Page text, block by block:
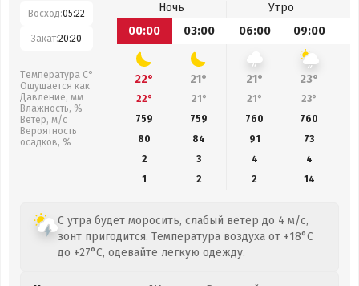
Восход:05:22
Закат:20:20
Температура С°
Ощущается как
Давление, мм
Влажность, %
Ветер, м/с
Вероятность
осадков, %
Ночь
Утро
00:00
03:00 06:00 09:00
22° 21° 21° 23°
22° 21° 21° 23°
759
759 760 760
80
84 91 73
2
3 4
4
1
2 2 14
С утра будет моросить, слабый ветер до 4 м/с,
зонт пригодится. Температура воздуха от +18°C
до +27°C, одевайте легкую одежду.